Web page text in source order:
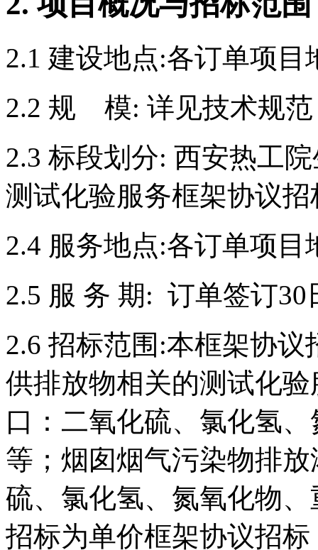
2.1 建设地点:各订单项目
2.2 规 模: 详见技术规范
2.3 标段划分: 西安热工
测试化验服务框架协议招
2.4 服务地点:各订单项目
2.5 服 务 期: 订单签订
2.6 招标范围:本框架协
供排放物相关的测试化
口：二氧化硫、氯化氢
等；烟囱烟气污染物排
硫、氯化氢、氮氧化物
招标为单价框架协议招